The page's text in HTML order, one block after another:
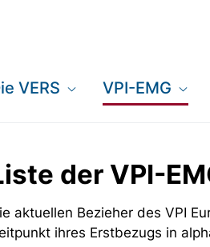
VERS VPI-EMG
der VPI-
aktuellen Bezieher des VPI
ihres Erstbezugs in